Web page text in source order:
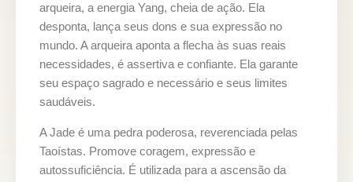
arqueira, a energia Yang, cheia de ação. Ela
desponta, lança seus dons e sua expressão no
mundo. A arqueira aponta a flecha às suas reais
necessidades, é assertiva e confiante. Ela garante
seu espaço sagrado e necessário e seus limites
saudáveis.
A Jade é uma pedra poderosa, reverenciada pelas
Taoístas. Promove coragem, expressão e
autossuficiência. É utilizada para a ascensão da